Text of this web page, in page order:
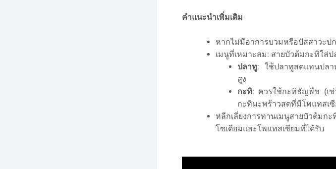
คำแนะนำเพิ่มเติม
หากไม่มีอาการบวมหรือปัสสาวะป
เมนูที่เหมาะสม: สายบัวต้มกะทิใส่ป
ปลาทู: ใช้ปลาทูสดแทนปลา
สูง
กะทิ: ควรใช้กะทิธัญพืช (เ
กะทิมะพร้าวสดที่มีโพแทสเซี
หลีกเลี่ยงการทานเมนูสายบัวต้ม
โซเดียมและโพแทสเซียมที่ได้รับ